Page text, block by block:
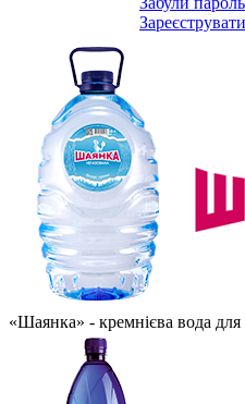
«Шаянка» - кремнієва вода для